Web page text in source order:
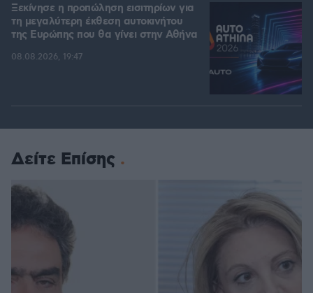
Ξεκίνησε η προπώληση εισιτηρίων για
τη μεγαλύτερη έκθεση αυτοκινήτου
της Ευρώπης που θα γίνει στην Αθήνα
08.08.2026, 19:47
Δείτε Επίσης